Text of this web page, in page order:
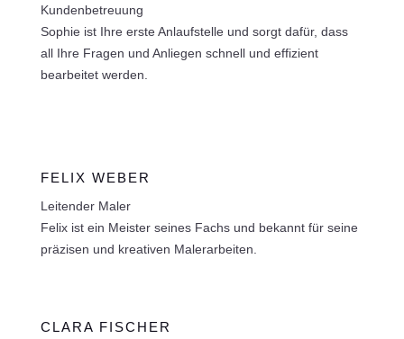
Kundenbetreuung
Sophie ist Ihre erste Anlaufstelle und sorgt dafür, dass
all Ihre Fragen und Anliegen schnell und effizient
bearbeitet werden.
FELIX WEBER
Leitender Maler
Felix ist ein Meister seines Fachs und bekannt für seine
präzisen und kreativen Malerarbeiten.
CLARA FISCHER